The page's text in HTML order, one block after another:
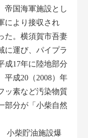
帝国海軍施設とし
により接収され
た。横須賀市吾妻
に運び、パイプラ
成17年に陸地部分
平成20（2008）年
ッ素など汚染物質
部分が「小柴自然
小柴貯油施設爆